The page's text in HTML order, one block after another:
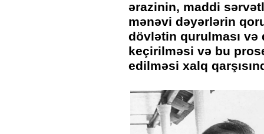
ərazinin, maddi
mənəvi dəyərlərin
dövlətin qurulması və
keçirilməsi və bu
edilməsi xalq